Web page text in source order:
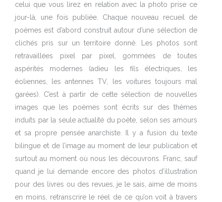
celui que vous lirez en relation avec la photo prise ce
jour-là, une fois publiée. Chaque nouveau recueil de
poèmes est d’abord construit autour d’une sélection de
clichés pris sur un territoire donné. Les photos sont
retravaillées pixel par pixel, gommées de toutes
aspérités modernes (adieu les fils électriques, les
éoliennes, les antennes TV, les voitures toujours mal
garées). C’est à partir de cette sélection de nouvelles
images que les poèmes sont écrits sur des thèmes
induits par la seule actualité du poète, selon ses amours
et sa propre pensée anarchiste. Il y a fusion du texte
bilingue et de l’image au moment de leur publication et
surtout au moment où nous les découvrons. Franc, sauf
quand je lui demande encore des photos d’illustration
pour des livres ou des revues, je le sais, aime de moins
en moins, retranscrire le réel de ce qu’on voit à travers